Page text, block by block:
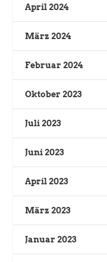
April 2024
März 2024
Februar 2024
Oktober 2023
Juli 2023
Juni 2023
April 2023
März 2023
Januar 2023